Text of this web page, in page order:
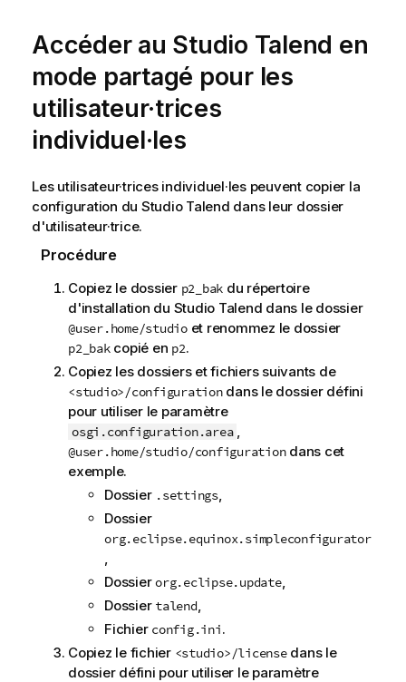
Accéder au Studio Talend en
mode partagé pour les
utilisateur·trices
individuel·les
Les utilisateur·trices individuel·les peuvent copier la
configuration du Studio Talend dans leur dossier
d'utilisateur·trice.
Procédure
Copiez le dossier p2_bak du répertoire
d'installation du Studio Talend dans le dossier
@user.home/studioet renommez le dossier
p2_bakcopié en p2.
Copiez les dossiers et fichiers suivants de
<studio>/configurationdans le dossier défini
pour utiliser le paramètre
osgi.configuration.area ,
@user.home/studio/configurationdans cet
exemple.
Dossier .settings,
Dossier
org.eclipse.equinox.simpleconfigurator
,
Dossierorg.eclipse.update,
Dossier talend,
Fichier config.ini.
Copiez le fichier <studio>/licensedans le
dossier défini pour utiliser le paramètre